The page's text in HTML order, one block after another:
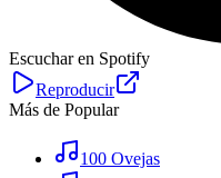
Escuchar en Spotify
Reproducir
Más de Popular
100 Ovejas